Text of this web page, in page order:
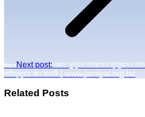
Next Next post:দারুস সুন্নাহ মাদরাসার ছাত্রদের
শহীদুল্লাহ খান মাদানী | www.jamiyat.org.bd
Related Posts